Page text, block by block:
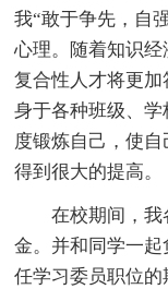
我“敢于争先，自
心理。随着知识
复合性人才将更
身于各种班级、
度锻炼自己，使
得到很大的提高。
在校期间，
金。并和同学一
任学习委员职位